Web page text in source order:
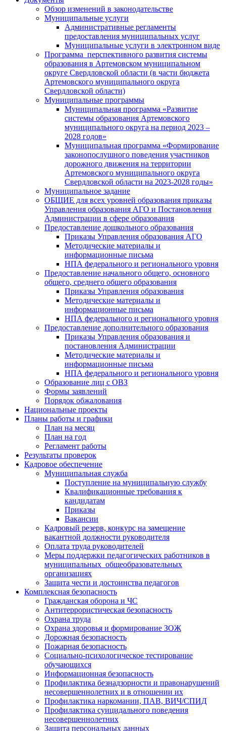
Обзор изменений в законодательстве
Муниципальные услуги
Административные регламенты
предоставления муниципальных услуг
Муниципальные услуги в электронном виде
Программа перспективного развития системы
образования в Артемовском муниципальном
округе Свердловской области (в части бюджета
Артемовского муниципального округа
Свердловской области)
Муниципальные программы
Муниципальная программа «Развитие
системы образования Артемовского
муниципального округа на период 2023 –
2028 годов»
Муниципальная программа «Формирование
законопослушного поведения участников
дорожного движения на территории
Артемовского муниципального округа
Свердловской области на 2023-2028 годы»
Муниципальное задание
ОБЩИЕ для всех уровней образования приказы
Управления образования АГО и Постановления
Администрации в сфере образования
Предоставление дошкольного образования
Приказы Управления образования АГО
Методические материалы и
информационные письма
НПА федерального и регионального уровня
Предоставление начального общего, основного
общего, среднего общего образования
Приказы Управления образования
Методические материалы и
информационные письма
НПА федерального и регионального уровня
Предоставление дополнительного образования
Приказы Управления образования и
постановления Администрации
Методические материалы и
информационные письма
НПА федерального и регионального уровня
Образование лиц с ОВЗ
Формы заявлений
Порядок обжалования
Национальные проекты
Планы работы и графики
План на месяц
План на год
Регламент работы
Результаты проверок
Кадровое обеспечение
Муниципальная служба
Поступление на муниципальную службу
Квалификационные требования к
кандидатам
Приказы
Вакансии
Кадровый резерв, конкурс на замещение
вакантной должности руководителя
Оплата труда руководителей
Меры поддержки педагогических работников в
муниципальных общеобразовательных
организациях
Защита чести и достоинства педагогов
Комплексная безопасность
Гражданская оборона и ЧС
Антитеррористическая безопасность
Охрана труда
Охрана здоровья и формирование ЗОЖ
Дорожная безопасность
Пожарная безопасность
Социально-психологическое тестирование
обучающихся
Информационная безопасность
Профилактика безнадзорности и правонарушений
несовершеннолетних и в отношении их
Профилактика наркомании, ПАВ, ВИЧ/СПИД
Профилактика суицидального поведения
несовершеннолетних
Защита персональных данных